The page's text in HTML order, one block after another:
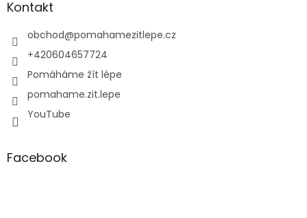
aKontakt
obchod@pomahamezitlepe.cz
+420604657724
Pomáháme žít lépe
pomahame.zit.lepe
YouTube
Facebook